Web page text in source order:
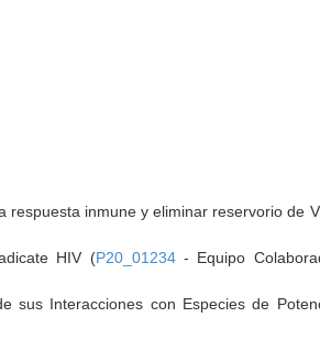
respuesta inmune y eliminar reservorio de
HIV (P20_01234- Equipo
sus Interacciones con Especies de